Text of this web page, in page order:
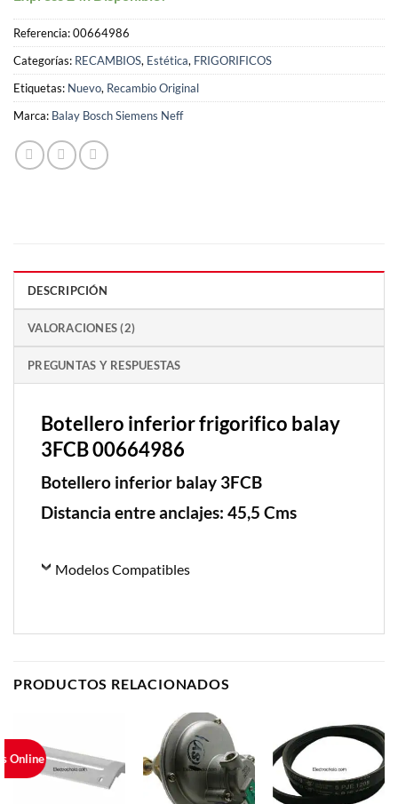
Referencia:00664986
Categorías: RECAMBIOS, Estética, FRIGORIFICOS
Etiquetas: Nuevo, Recambio Original
Marca: Balay Bosch Siemens Neff
DESCRIPCIÓN
VALORACIONES (2)
PREGUNTAS Y RESPUESTAS
Botellero inferior frigorifico balay
3FCB 00664986
Botellero inferior balay 3FCB
Distancia entre anclajes: 45,5 Cms
Modelos Compatibles
PRODUCTOS RELACIONADOS
Online